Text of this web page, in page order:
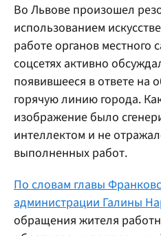
Во Львове произошел
использованием
работе органов местного
соцсетях активно
появившееся в ответе на
горячую линию города.
изображение было
интеллектом и не
выполненных работ.
По словам главы
администрации Галины
обращения жителя